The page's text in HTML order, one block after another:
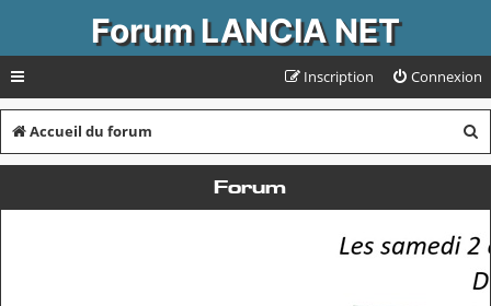
Forum LANCIA NET
Connexion
Inscription
Accueil du forum
e
r
Forum